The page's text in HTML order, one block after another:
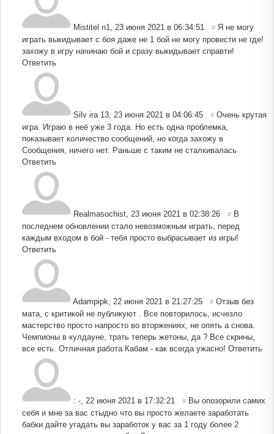
Mistitel n1, 23 июня 2021 в 06:34:51 # Я не могу
играть выкидывает с боя даже не 1 бой не могу провести не где!
захожу в игру начинаю бой и сразу выкидывает справти!
Ответить
Silv ira 13, 23 июня 2021 в 04:06:45 # Очень крутая
игра. Играю в неё уже 3 года. Но есть одна проблемка,
показывает количество сообщений, но когда захожу в
Сообщения, ничего нет. Раньше с таким не сталкивалась
Ответить
Realmasochist, 23 июня 2021 в 02:38:26 # В
последнем обновлении стало невозможным играть, перед
каждым входом в бой - тебя просто выбрасывает из игры!
Ответить
Adampipk, 22 июня 2021 в 21:27:25 # Отзыв без
мата, с критикой не публикуют . Все повторилось, исчезло
мастерство просто напросто во вторжениях, не опять а снова.
Чемпионы в кулдауне, трать теперь жетоны, да ? Все скрины,
все есть. Отличная работа Кабам - как всегда ужасно! Ответить
: -, 22 июня 2021 в 17:32:21 # Вы опозорили самих
себя и мне за вас стыдно что вы просто желаете заработать
бабки дайте угадать вы заработок у вас за 1 году более 2